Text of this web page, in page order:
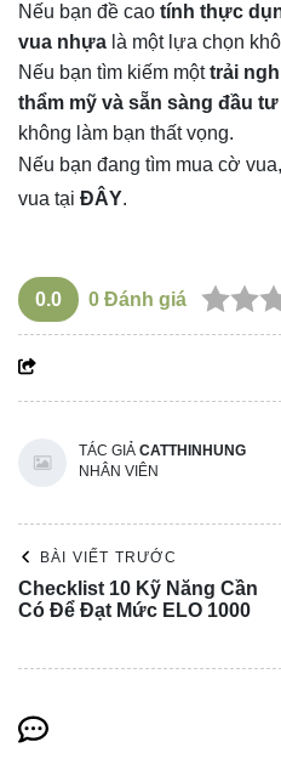
Nếu bạn đề cao tính thực
vua nhựa là một lựa chọn
Nếu bạn tìm kiếm mộttrải
thẩm mỹ và sẵn sàng đầu tư
không làm bạn thất vọng.
Nếu bạn đang tìm mua cờ
vua tại ĐÂY.
0.0 0 Đánh giá
TÁC GIẢ CATTHINHUNG
NHÂN VIÊN
BÀI VIẾT TRƯỚC
Checklist 10 Kỹ Năng Cần
Có Để Đạt Mức ELO 1000